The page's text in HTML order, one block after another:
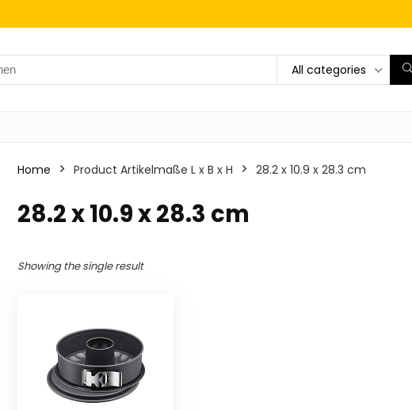
All categories
Home Product Artikelmaße L x B x H ‎28.2 x 10.9 x 28.3 cm
‎28.2 x 10.9 x 28.3 cm
Showing the single result